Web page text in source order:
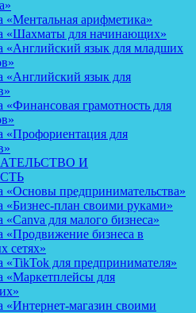
«Ментальная арифметика»
«Шахматы для начинающих»
«Английский язык для младших
«Английский язык для
«Финансовая грамотность для
«Профориентация для
И
«Основы предпринимательства»
«Бизнес-план своими руками»
для малого бизнеса»
«Продвижение бизнеса в
сетях»
«TikTok для предпринимателя»
«Маркетплейсы для
«Интернет-магазин своими